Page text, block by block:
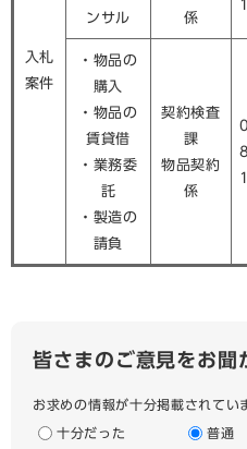
入札
案件
ンサル 係
・物品の
購入
・物品の
賃貸借
・業務委
託
・製造の
請負
契約検査
課
物品契約
係
皆さまのご意見をお聞
お求めの情報が十分掲載されてい
十分だった
普通